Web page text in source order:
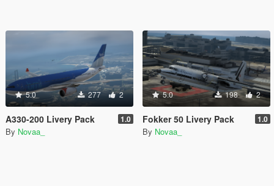
5.0 277 2
A330-200 Livery Pack 1.0
By Novaa_
5.0 198 2
Fokker 50 Livery Pack 1.0
By Novaa_